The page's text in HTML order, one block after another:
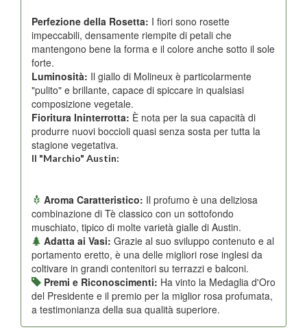
Perfezione della Rosetta: I fiori sono rosette
impeccabili, densamente riempite di petali che
mantengono bene la forma e il colore anche sotto il sole
forte.
Luminosità: Il giallo di Molineux è particolarmente
"pulito" e brillante, capace di spiccare in qualsiasi
composizione vegetale.
Fioritura Ininterrotta: È nota per la sua capacità di
produrre nuovi boccioli quasi senza sosta per tutta la
stagione vegetativa.
Il "Marchio" Austin:
Aroma Caratteristico: Il profumo è una deliziosa
combinazione di Tè classico con un sottofondo
muschiato, tipico di molte varietà gialle di Austin.
Adatta ai Vasi: Grazie al suo sviluppo contenuto e al
portamento eretto, è una delle migliori rose inglesi da
coltivare in grandi contenitori su terrazzi e balconi.
Premi e Riconoscimenti: Ha vinto la Medaglia d'Oro
del Presidente e il premio per la miglior rosa profumata,
a testimonianza della sua qualità superiore.